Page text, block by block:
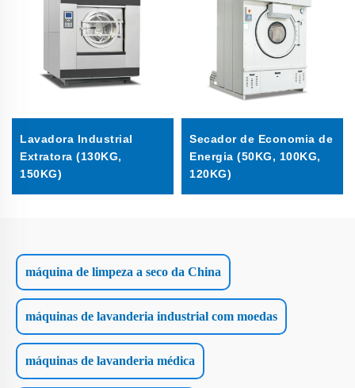
Lavadora Industrial
Extratora (130KG,
150KG)
Secador de Economia de
Energia (50KG, 100KG,
120KG)
máquina de limpeza a seco da China
máquinas de lavanderia industrial com moedas
máquinas de lavanderia médica